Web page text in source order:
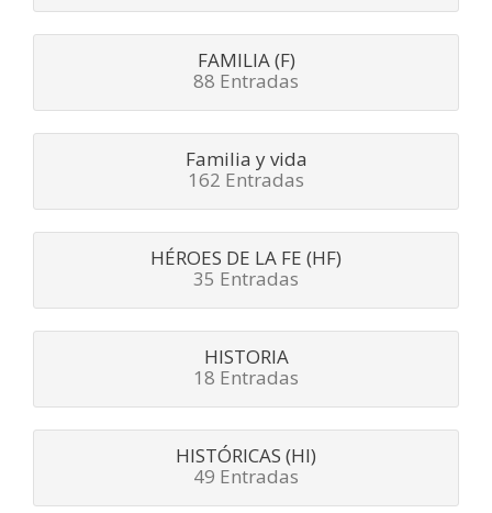
FAMILIA (F)
88 Entradas
Familia y vida
162 Entradas
HÉROES DE LA FE (HF)
35 Entradas
HISTORIA
18 Entradas
HISTÓRICAS (HI)
49 Entradas